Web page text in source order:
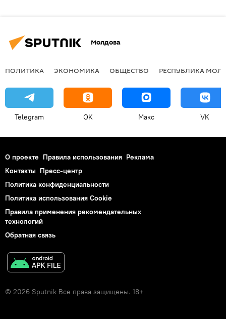
Молдова
ПОЛИТИКА ЭКОНОМИКА ОБЩЕСТВО РЕСПУБЛИКА
Telegram OK Макс VK
О проекте Правила использования Реклама
Контакты Пресс-центр
Политика конфиденциальности
Политика использования Cookie
Правила применения рекомендательных
технологий
Обратная связь
© 2026 Sputnik Все права защищены. 18+